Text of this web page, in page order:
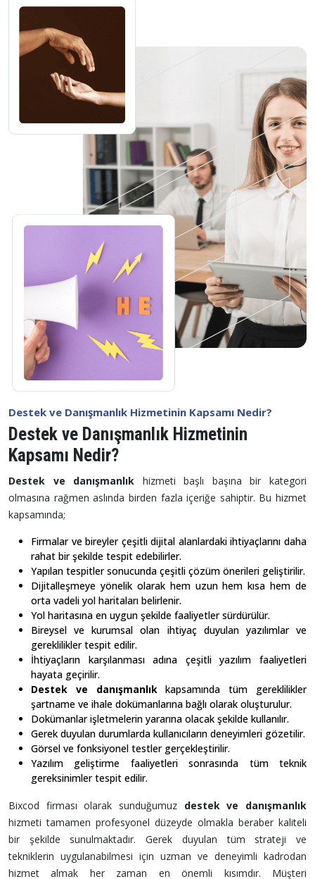
Destek ve Danışmanlık Hizmetinin Kapsamı Nedir?
Destek ve Danışmanlık Hizmetinin
Kapsamı Nedir?
Destek ve danışmanlık hizmeti başlı başına bir kategori
olmasına rağmen aslında birden fazla içeriğe sahiptir. Bu hizmet
kapsamında;
Firmalar ve bireyler çeşitli dijital alanlardaki ihtiyaçlarını daha
rahat bir şekilde tespit edebilirler.
Yapılan tespitler sonucunda çeşitli çözüm önerileri geliştirilir.
Dijitalleşmeye yönelik olarak hem uzun hem kısa hem de
orta vadeli yol haritaları belirlenir.
Yol haritasına en uygun şekilde faaliyetler sürdürülür.
Bireysel ve kurumsal olan ihtiyaç duyulan yazılımlar ve
gereklilikler tespit edilir.
İhtiyaçların karşılanması adına çeşitli yazılım faaliyetleri
hayata geçirilir.
Destek ve danışmanlıkkapsamında tüm gereklilikler
şartname ve ihale dokümanlarına bağlı olarak oluşturulur.
Dokümanlar işletmelerin yararına olacak şekilde kullanılır.
Gerek duyulan durumlarda kullanıcıların deneyimleri gözetilir.
Görsel ve fonksiyonel testler gerçekleştirilir.
Yazılım geliştirme faaliyetleri sonrasında tüm teknik
gereksinimler tespit edilir.
Bixcod firması olarak sunduğumuz destek ve danışmanlık
hizmeti tamamen profesyonel düzeyde olmakla beraber kaliteli
bir şekilde sunulmaktadır. Gerek duyulan tüm strateji ve
tekniklerin uygulanabilmesi için uzman ve deneyimli kadrodan
hizmet almak her zaman en önemli kısımdır. Müşteri